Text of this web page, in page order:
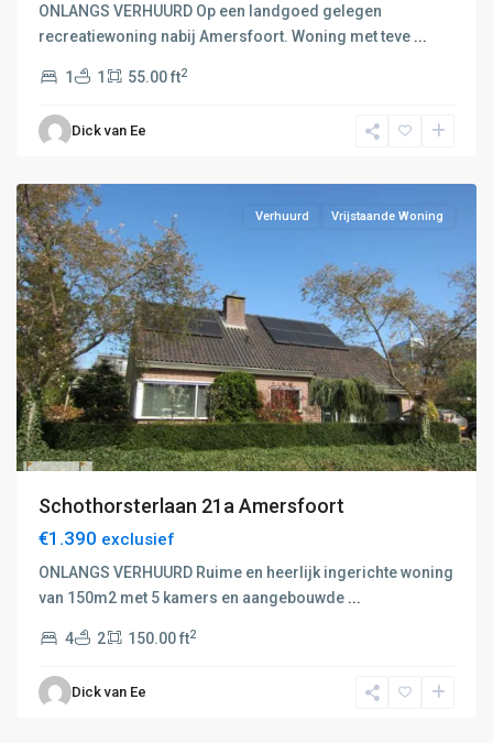
ONLANGS VERHUURD Op een landgoed gelegen
recreatiewoning nabij Amersfoort. Woning met teve ...
1 1 55.00 ft2
Dick van Ee
E:
Amersfoort-
Hilversum,
Verhuurd Vrijstaande Woning
Schothorsterlaan 21a Amersfoort
€1.390 exclusief
ONLANGS VERHUURD Ruime en heerlijk ingerichte woning
van 150m2 met 5 kamers en aangebouwde ...
4 2 150.00 ft2
Dick van Ee
D:
Putten-
E:
Amersfoort-
Hilversum,
Barneveld-
Voorthuizen
Amersfoort,